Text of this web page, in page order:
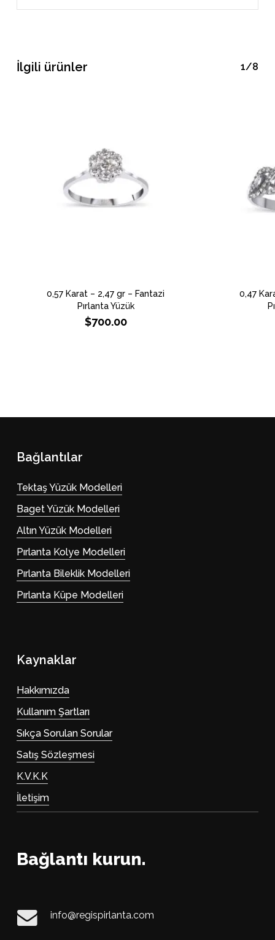
İlgili ürünler 1/8
0,57 Karat – 2,47 gr – Fantazi
Pırlanta Yüzük
$700.00
0,47
Bağlantılar
Tektaş Yüzük Modelleri
Baget Yüzük Modelleri
Altın Yüzük Modelleri
Pırlanta Kolye Modelleri
Pırlanta Bileklik Modelleri
Pırlanta Küpe Modelleri
Kaynaklar
Hakkımızda
Kullanım Şartları
Sıkça Sorulan Sorular
Satış Sözleşmesi
K.V.K.K
İletişim
Bağlantı kurun.
info@regispirlanta.com